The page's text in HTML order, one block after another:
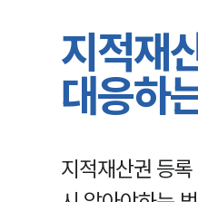
지적재
대응하
지적재산권 등